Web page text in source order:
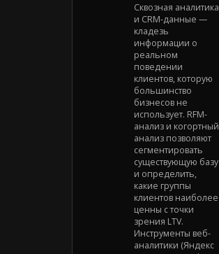
Сквозная аналитика
и CRM-данные —
кладезь
информации о
реальном
поведении
клиентов, которую
большинство
бизнесов не
использует. RFM-
анализ и когортный
анализ позволяют
сегментировать
существующую базу
и определить,
какие группы
клиентов наиболее
ценны с точки
зрения LTV.
Инструменты веб-
аналитики (Яндекс